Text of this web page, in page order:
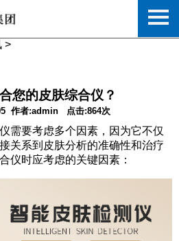
>
您的皮肤综合仪？
作者:admin 点击:864次
需要考虑多个因素，因为它不仅
关系到皮肤分析的准确性和治疗
仪时应考虑的关键因素：